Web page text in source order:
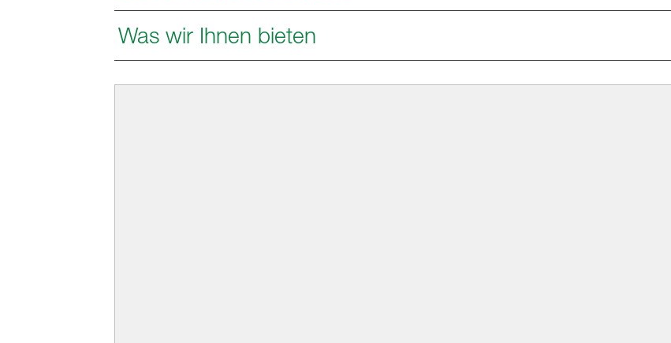
Was wir Ihnen bieten